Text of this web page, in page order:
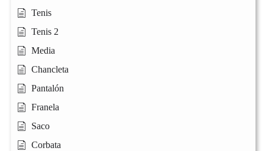
Tenis
Tenis 2
Media
Chancleta
Pantalón
Franela
Saco
Corbata